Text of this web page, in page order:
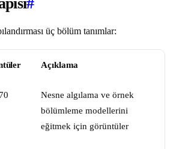
#
üç bölüm tanımlar:
Açıklama
Nesne algılama ve örnek
bölümleme modellerini
eğitmek için görüntüler